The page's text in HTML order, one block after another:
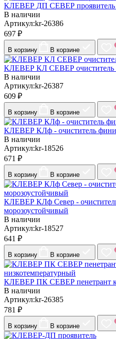
КЛЕВЕР ДП СЕВЕР проявитель
В наличии
Артикул:kr-26386
697 ₽
В корзину В корзине
КЛЕВЕР КЛ СЕВЕР очиститель
В наличии
Артикул:kr-26387
609 ₽
В корзину В корзине
КЛЕВЕР КЛф - очиститель
В наличии
Артикул:kr-18526
671 ₽
В корзину В корзине
КЛЕВЕР КЛф Север -
морозоустойчивый
В наличии
Артикул:kr-18527
641 ₽
В корзину В корзине
КЛЕВЕР ПК СЕВЕР пенетрант
В наличии
Артикул:kr-26385
781 ₽
В корзину В корзине